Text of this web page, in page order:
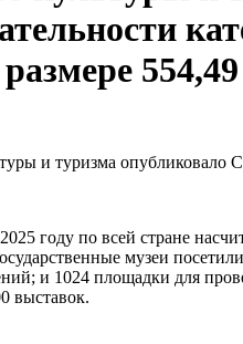
и туризма опубликовало
году по всей стране
музеи
и 1024 площадки для
выставок.